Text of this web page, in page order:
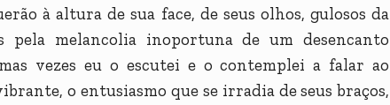
à altura de sua face, de seus olhos, gulosos da
melancolia inoportuna de um desencanto
vezes eu o escutei e o contemplei a falar ao
o entusiasmo que se irradia de seus braços,